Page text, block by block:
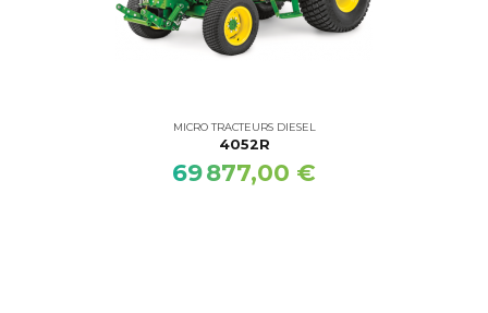
MICRO TRACTEURS DIESEL
4052R
69 877,00 €